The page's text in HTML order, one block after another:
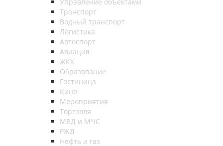
Транспорт
Водный транспорт
Логистика
Автоспорт
Авиация
ЖКХ
Образование
Гостиница
Кино
Мероприятия
Торговля
МВД и МЧС
РЖД
Нефть и газ